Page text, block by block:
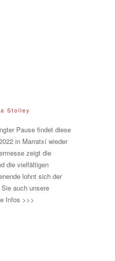
Stolley
Pause findet diese
in Marratxí wieder
zeigt die
die vielfältigen
lohnt sich der
auch unsere
Infos >>>